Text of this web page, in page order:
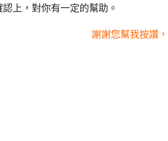
上，對你有一定的幫助。
謝謝您幫我按讚